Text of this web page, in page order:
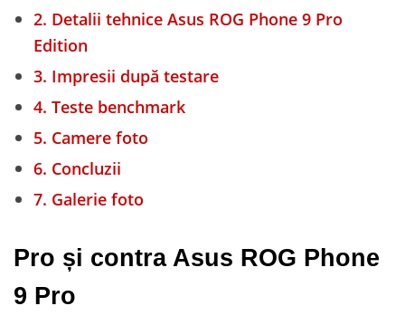
2. Detalii tehnice Asus ROG Phone 9 Pro
Edition
3. Impresii după testare
4. Teste benchmark
5. Camere foto
6. Concluzii
7. Galerie foto
Pro și contra Asus ROG Phone
9 Pro